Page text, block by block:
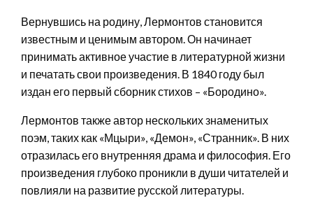
Вернувшись на родину, Лермонтов становится
известным и ценимым автором. Он начинает
принимать активное участие в литературной жизни
и печатать свои произведения. В 1840 году был
издан его первый сборник стихов – «Бородино».
Лермонтов также автор нескольких знаменитых
поэм, таких как «Мцыри», «Демон», «Странник». В них
отразилась его внутренняя драма и философия. Его
произведения глубоко проникли в души читателей и
повлияли на развитие русской литературы.